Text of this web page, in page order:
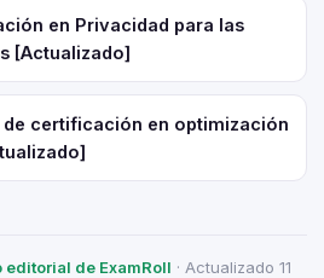
en Privacidad para las
[Actualizado]
de certificación en optimización
de ExamRoll · Actualizado 11